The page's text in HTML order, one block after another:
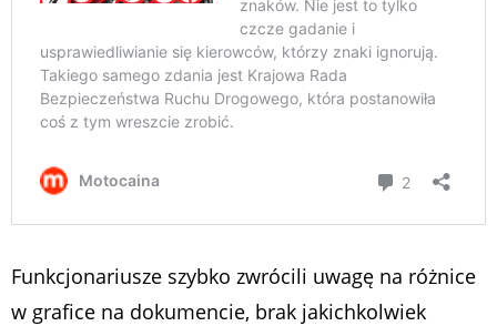
Funkcjonariusze szybko zwrócili uwagę na różnice
w grafice na dokumencie, brak jakichkolwiek